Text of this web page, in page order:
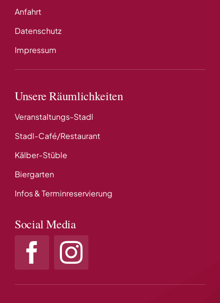
Anfahrt
Datenschutz
Impressum
Unsere Räumlichkeiten
Veranstaltungs-Stadl
Stadl-Café/Restaurant
Kälber-Stüble
Biergarten
Infos & Terminreservierung
Social Media